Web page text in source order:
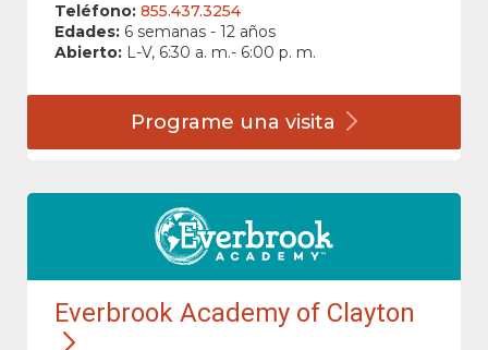
Teléfono: 855.437.3254
Edades: 6 semanas - 12 años
Abierto: L-V, 6:30 a. m.- 6:00 p. m.
Programe una visita
Everbrook Academy of Clayton